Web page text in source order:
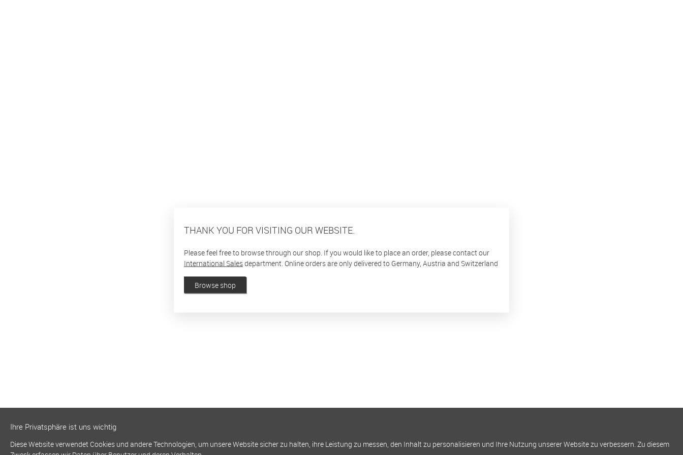
THANK YOU FOR VISITING OUR WEBSITE.
Please feel free to browse through our shop. If you would like to place an order, please contact our
International Salesdepartment. Online orders are only delivered to Germany, Austria and Switzerland
Browse shop
Ihre Privatsphäre ist uns wichtig
Diese Website verwendet Cookies und andere Technologien, um unsere Website sicher zu halten, ihre Leistung zu messen, den Inhalt zu personalisieren und Ihre Nutzung unserer Website zu verbessern. Zu diesem